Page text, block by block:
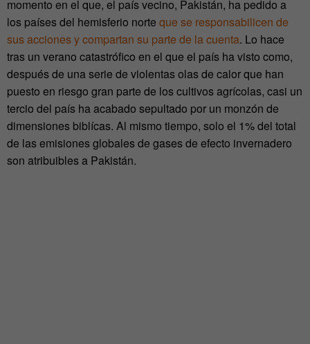
momento en el que, el país vecino, Pakistán, ha pedido a
los países del hemisferio norte que se responsabilicen de
sus acciones y compartan su parte de la cuenta. Lo hace
tras un verano catastrófico en el que el país ha visto como,
después de una serie de violentas olas de calor que han
puesto en riesgo gran parte de los cultivos agrícolas, casi un
tercio del país ha acabado sepultado por un monzón de
dimensiones biblícas. Al mismo tiempo, solo el 1% del total
de las emisiones globales de gases de efecto invernadero
son atribuibles a Pakistán.